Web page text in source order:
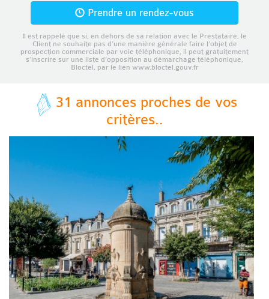
Prendre un rendez-vous
Il est rappelé que si, en dehors de sa relation avec le Prestataire, le
Client ne souhaite pas d’une manière générale faire l’objet de
prospection commerciale par voie téléphonique, il peut gratuitement
s’inscrire sur une liste d’opposition au démarchage téléphonique,
Bloctel, par le lien www.bloctel.gouv.fr
31 annonces proches de vos
critères..